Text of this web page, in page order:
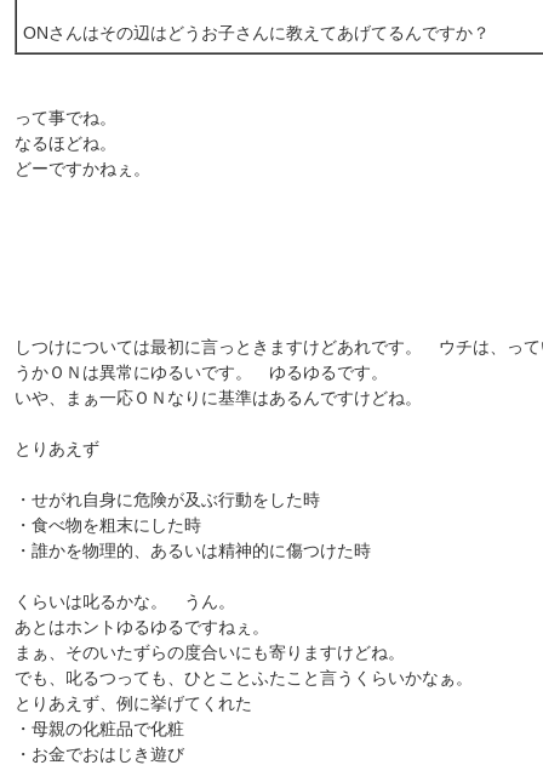
ONさんはその辺はどうお子さんに教えてあげてるんですか？
って事でね。
なるほどね。
どーですかねぇ。
しつけについては最初に言っときますけどあれです。 ウチは、っ
うかＯＮは異常にゆるいです。 ゆるゆるです。
いや、まぁ一応ＯＮなりに基準はあるんですけどね。
とりあえず
・せがれ自身に危険が及ぶ行動をした時
・食べ物を粗末にした時
・誰かを物理的、あるいは精神的に傷つけた時
くらいは叱るかな。 うん。
あとはホントゆるゆるですねぇ。
まぁ、そのいたずらの度合いにも寄りますけどね。
でも、叱るつっても、ひとことふたこと言うくらいかなぁ。
とりあえず、例に挙げてくれた
・母親の化粧品で化粧
・お金でおはじき遊び